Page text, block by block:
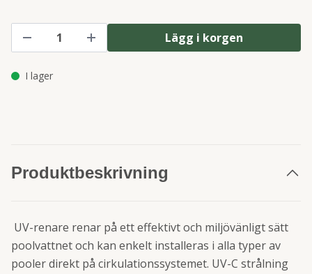
Lägg i korgen
I lager
Produktbeskrivning
UV-renare renar på ett effektivt och miljövänligt sätt
poolvattnet och kan enkelt installeras i alla typer av
pooler direkt på cirkulationssystemet. UV-C strålning